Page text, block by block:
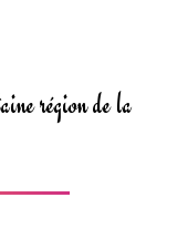
région de la